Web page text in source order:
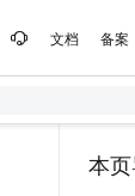
文档 备案
本
容器计算服
低成本、高
AI 活动
AI 生产力先锋
5亿
专业服务
服务伙伴
Al MaaS 服
开发者社
加入我们